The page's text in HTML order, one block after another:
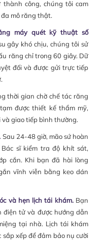
công, chúng tôi cam
mô răng thật.
máy quét kỹ thuật số
gây khó chịu, chúng tôi sử
răng chỉ trong 60 giây. Dữ
đối và được gửi trực tiếp
thời gian chờ chế tác răng
được thiết kế thẩm mỹ,
giao tiếp bình thường.
Sau 24-48 giờ, mão sứ hoàn
sĩ kiểm tra độ khít sát,
cắn. Khi bạn đã hài lòng
vĩnh viễn bằng keo dán
và hẹn lịch tái khám.Bạn
điện tử và được hướng dẫn
tại nhà. Lịch tái khám
xếp để đảm bảo nụ cười